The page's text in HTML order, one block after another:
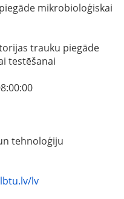
mikrobioloģiskai
trauku piegāde
testēšanai
tehnoloģiju
lv